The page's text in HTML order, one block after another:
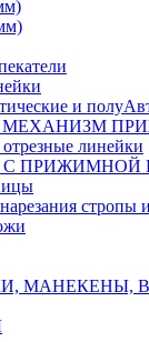
и
МЕХАНИЗМ
линейки
С
стропы